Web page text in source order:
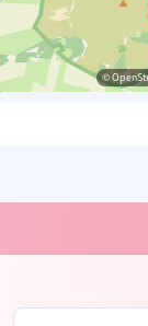
©